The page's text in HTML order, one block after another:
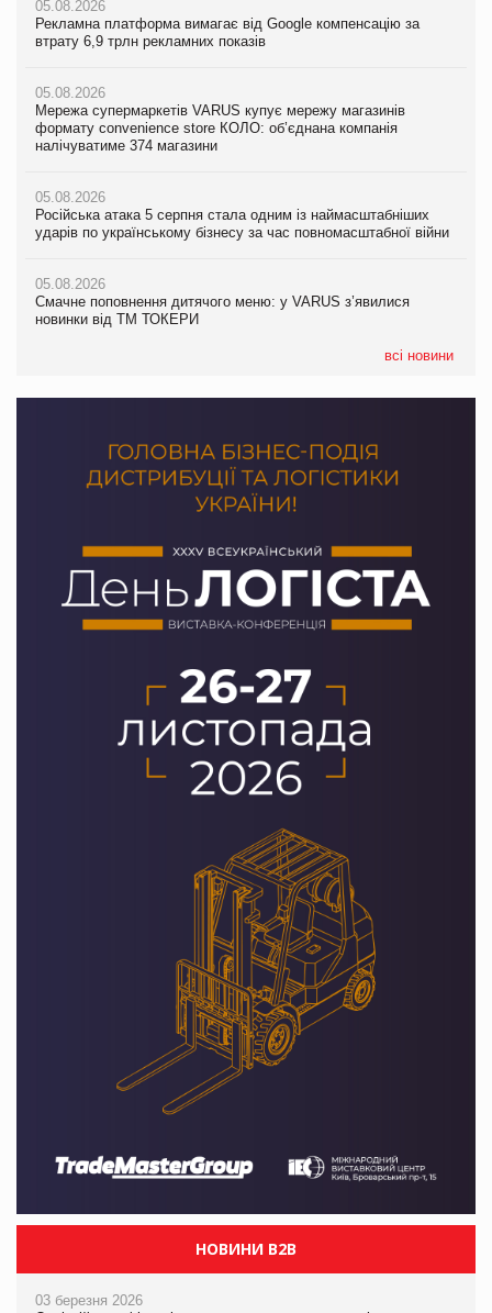
05.08.2026
Рекламна платформа вимагає від Google компенсацію за
втрату 6,9 трлн рекламних показів
05.08.2026
Мережа супермаркетів VARUS купує мережу магазинів
формату convenience store КОЛО: об’єднана компанія
налічуватиме 374 магазини
05.08.2026
Російська атака 5 серпня стала одним із наймасштабніших
ударів по українському бізнесу за час повномасштабної війни
05.08.2026
Смачне поповнення дитячого меню: у VARUS з’явилися
новинки від ТМ ТОКЕРИ
всі новини
05.08.2026
Російська атака 5 серпня стала одним із наймасштабніших
05.08.2026
Смачне поповнення дитячого меню: у VARUS з’явилися
новинки від ТМ ТОКЕРИ
05.08.2026
Сергій Лісунов про заморожені хлібобулочні вироби на
PrivateLabel&FMCG Master 2026
04.08.2026
Через атаку РФ у Дніпрі пошкоджено склад шоколаду
Millennium
05.08.2026
Рекламна платформа вимагає від Google компенсацію за
втрату 6,9 трлн рекламних показів
05.08.2026
Adidas витратила понад $1 млрд на маркетинг за квартал
продуктів
НОВИНИ B2B
03 березня 2026